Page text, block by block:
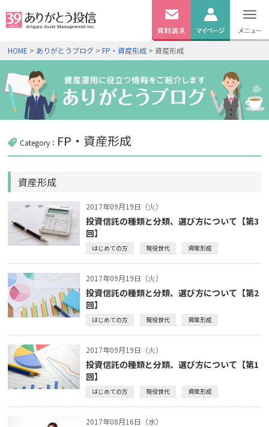
無料資料
請求
HOME > ありがとうブログ >FP・資産形成 > 資産形成
Category： FP・資産形成
資産形成
2017年09月19日（火）
投資信託の種類と分類、選び方について【第3
回】
はじめての方 現役世代 資産形成
2017年09月19日（火）
投資信託の種類と分類、選び方について【第2
回】
はじめての方 現役世代 資産形成
2017年09月19日（火）
投資信託の種類と分類、選び方について【第1
回】
はじめての方 現役世代 資産形成
2017年08月16日（水）